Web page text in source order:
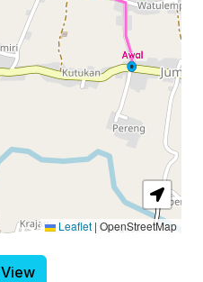
Leaflet | OpenStreetMap